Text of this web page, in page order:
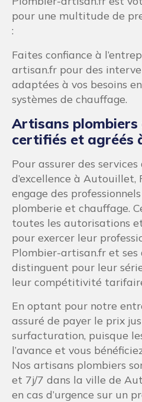
pour une multitude de
:
Faites confiance à
artisan.fr pour des
adaptées à vos besoins
systèmes de chauffage.
Artisans
certifiés et agréés
Pour assurer des
d’excellence à
engage des
plomberie et chauffage.
toutes les autorisations
pour exercer leur
Plombier-artisan.fr et ses
distinguent pour leur
leur compétitivité
En optant pour notre
assuré de payer le prix
surfacturation, puisque
l’avance et vous
Nos artisans plombiers
et 7j/7 dans la ville de
en cas d’urgence sur un